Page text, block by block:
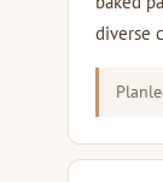
diverse